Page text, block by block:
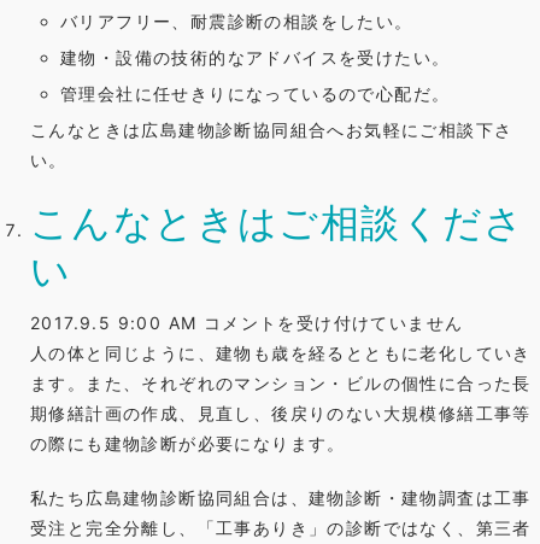
バリアフリー、耐震診断の相談をしたい。
建物・設備の技術的なアドバイスを受けたい。
管理会社に任せきりになっているので心配だ。
こんなときは広島建物診断協同組合へお気軽にご相談下さ
い。
こんなときはご相談くださ
い
2017.9.5 9:00 AM こ
ん
な
と
き
ご
相
コメントを受け付けていません
人の体と同じように、建物も歳を経るとともに老化していき
ます。また、それぞれのマンション・ビルの個性に合った長
期修繕計画の作成、見直し、後戻りのない大規模修繕工事等
の際にも建物診断が必要になります。
私たち広島建物診断協同組合は、建物診断・建物調査は工事
受注と完全分離し、「工事ありき」の診断ではなく、第三者